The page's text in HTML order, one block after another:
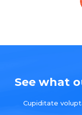
See what
Cupiditate